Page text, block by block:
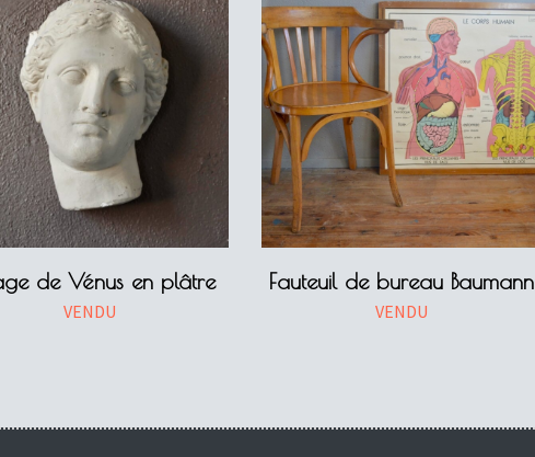
de Vénus en plâtre
VENDU
Fauteuil de bureau Baumann
VENDU